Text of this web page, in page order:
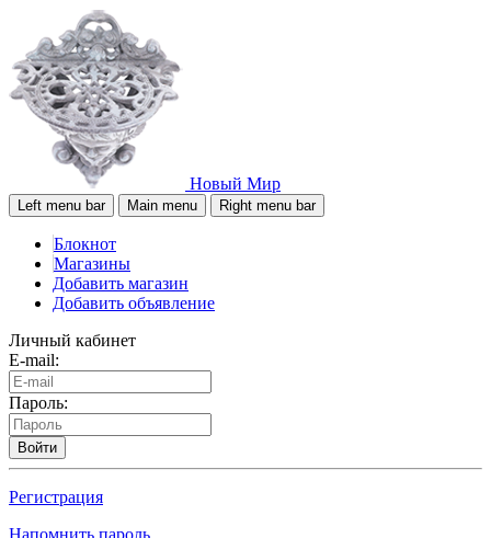
Новый Мир
Left menu bar Main menu Right menu bar
Блокнот
Магазины
Добавить магазин
Добавить объявление
Личный кабинет
E-mail:
Пароль:
Войти
Регистрация
Напомнить пароль